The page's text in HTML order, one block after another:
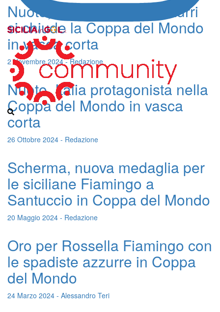
Nuoto, con tre argenti azzurri
si chiude la Coppa del Mondo
in vasca corta
2 Novembre 2024 - Redazione
Nuoto, Italia protagonista nella
Coppa del Mondo in vasca
corta
26 Ottobre 2024 - Redazione
Scherma, nuova medaglia per
le siciliane Fiamingo a
Santuccio in Coppa del Mondo
20 Maggio 2024 - Redazione
Oro per Rossella Fiamingo con
le spadiste azzurre in Coppa
del Mondo
24 Marzo 2024 - Alessandro Teri